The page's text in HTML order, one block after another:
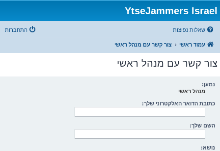
YtseJammers Israel
שאלות נפוצות התחברות
עמוד ראשי צור קשר עם מנהל ראשי
צור קשר עם מנהל ראשי
נמען:
מנהל ראשי
כתובת הדואר האלקטרוני שלך:
השם שלך:
נושא: